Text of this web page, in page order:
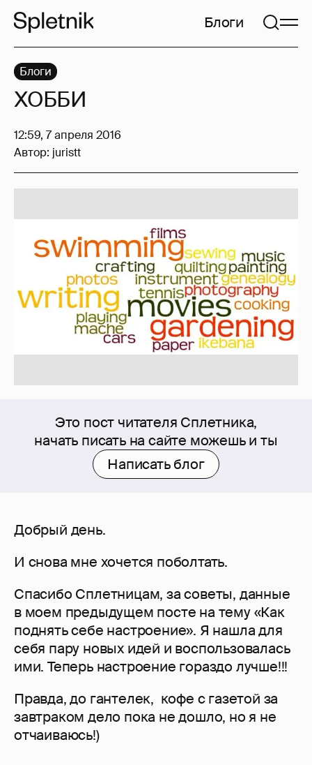
Блоги
Это пост читателя Сплетника,
начать писать на сайте можешь и ты
Написать блог
Добрый день.
И снова мне хочется поболтать.
Спасибо Сплетницам, за советы, данные
в моем предыдущем посте на тему «Как
поднять себе настроение». Я нашла для
себя пару новых идей и воспользовалась
ими. Теперь настроение гораздо лучше!!!
Правда, до гантелек, кофе с газетой за
завтраком дело пока не дошло, но я не
отчаиваюсь!)
Блоги
ХОББИ
12:59, 7 апреля 2016
Автор: juristt